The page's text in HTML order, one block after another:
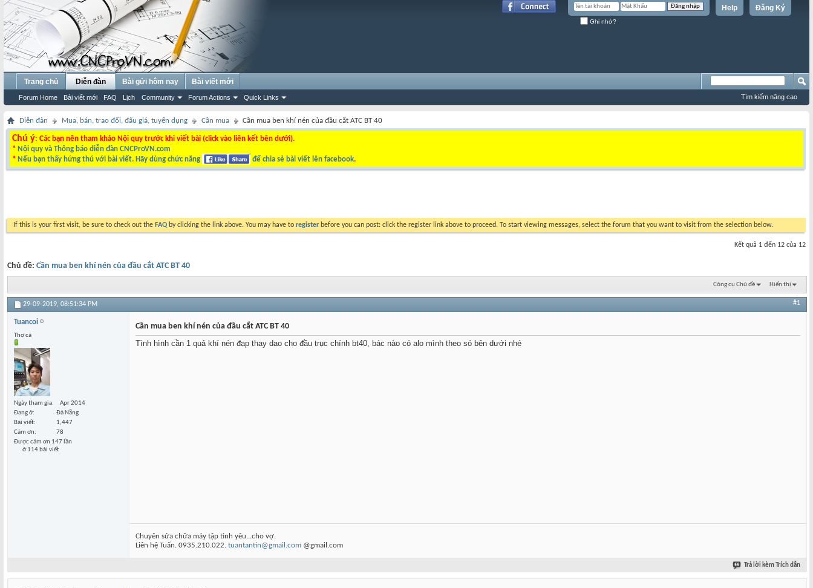
Đăng Ký
Help
Ghi nhớ?
Trang chủ Diễn đàn
Forum Home Bài viết mới FAQ Lịch Community Forum Actions Quick Links
Bài gửi hôm nay Bài viết mới
Tìm kiếm nâng cao
Diễn đàn Mua, bán, trao đổi, đấu giá, tuyển dụng Cần mua Cần mua ben khí nén của đầu cắt ATC BT 40
Chú ý: Các bạn nên tham khảo Nội quy trước khi viết bài (click vào liên kết bên dưới).
* Nội quy và Thông báo diễn đàn CNCProVN.com
* Nếu bạn thấy hứng thú với bài viết. Hãy dùng chức năng để chia sẻ bài viết lên facebook.
If this is your first visit, be sure to check out the FAQ by clicking the link above. You may have to register before you can post: click the register link above to proceed. To start viewing messages, select the forum that you want to visit from the selection below.
Kết quả 1 đến 12 của 12
Chủ đề: Cần mua ben khí nén của đầu cắt ATC BT 40
Công cụ Chủ đề Hiển thị
29-09-2019, 08:51:34 PM #1
Tuancoi
Thợ cả
Ngày tham gia
Apr 2014
Đang ở
Đà Nẵng
Bài viết
1,447
Cám ơn
78
Được cám ơn 147 lần
ở 114 bài viết
Cần mua ben khí nén của đầu cắt ATC BT 40
Tình hình cần 1 quả khí nén đạp thay dao cho đầu trục chính bt40, bác nào có alo mình theo só bên dưới nhé
Chuyên sửa chữa máy tập tình yêu...cho vợ.
Liên hệ Tuấn. 0935.210.022. tuantantin@gmail.com @gmail.com
Trả lời kèm Trích dẫn